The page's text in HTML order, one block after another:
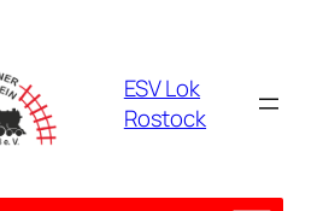
ESV Lok
Rostock